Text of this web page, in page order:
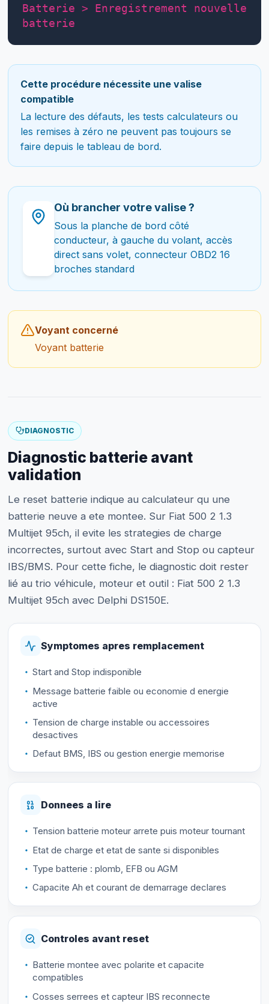
Batterie > Enregistrement nouvelle
batterie
Cette procédure nécessite une valise
compatible
La lecture des défauts, les tests calculateurs ou
les remises à zéro ne peuvent pas toujours se
faire depuis le tableau de bord.
Où brancher votre valise ?
Sous la planche de bord côté
conducteur, à gauche du volant, accès
direct sans volet, connecteur OBD2 16
broches standard
Voyant concerné
Voyant batterie
DIAGNOSTIC
Diagnostic batterie avant
validation
Le reset batterie indique au calculateur qu une
batterie neuve a ete montee. Sur Fiat 500 2 1.3
Multijet 95ch, il evite les strategies de charge
incorrectes, surtout avec Start and Stop ou capteur
IBS/BMS. Pour cette fiche, le diagnostic doit rester
lié au trio véhicule, moteur et outil : Fiat 500 2 1.3
Multijet 95ch avec Delphi DS150E.
Symptomes apres remplacement
Start and Stop indisponible
Message batterie faible ou economie d energie
active
Tension de charge instable ou accessoires
desactives
Defaut BMS, IBS ou gestion energie memorise
Donnees a lire
Tension batterie moteur arrete puis moteur tournant
Etat de charge et etat de sante si disponibles
Type batterie : plomb, EFB ou AGM
Capacite Ah et courant de demarrage declares
Controles avant reset
Batterie montee avec polarite et capacite
compatibles
Cosses serrees et capteur IBS reconnecte